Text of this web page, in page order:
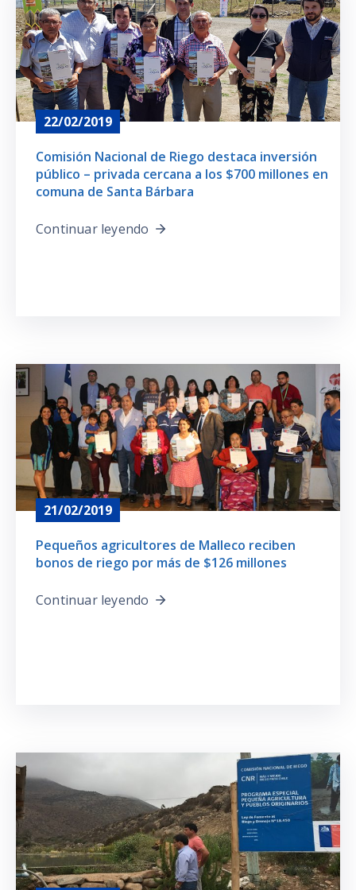
Prensa
22/02/2019
Comisión Nacional de Riego destaca inversión
público – privada cercana a los $700 millones en
comuna de Santa Bárbara
Continuar leyendo
21/02/2019
Pequeños agricultores de Malleco reciben
bonos de riego por más de $126 millones
Continuar leyendo